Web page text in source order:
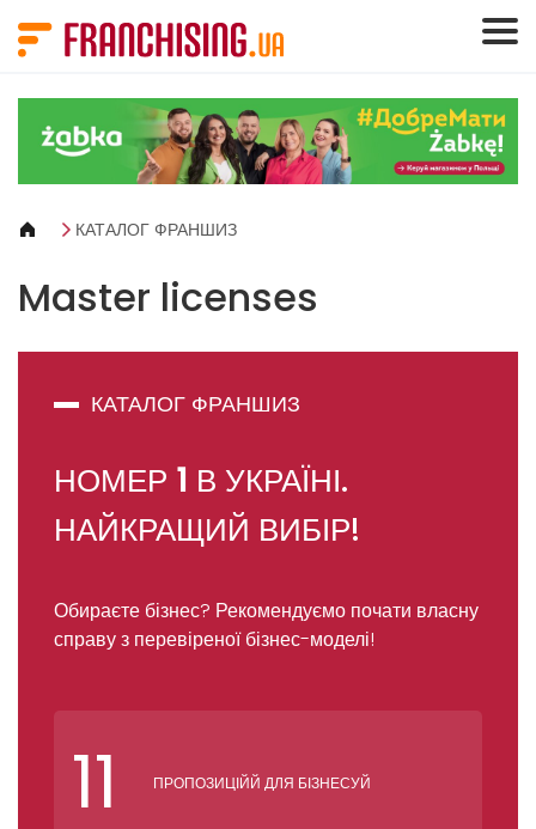
КАТАЛОГ ФРАНШИЗ
Master licenses
КАТАЛОГ ФРАНШИЗ
НОМЕР 1 В УКРАЇНІ.
НАЙКРАЩИЙ ВИБІР!
Обираєте бізнес? Рекомендуємо почати власну
справу з перевіреної бізнес-моделі!
11 ПРОПОЗИЦІЙЙ ДЛЯ БІЗНЕСУЙ